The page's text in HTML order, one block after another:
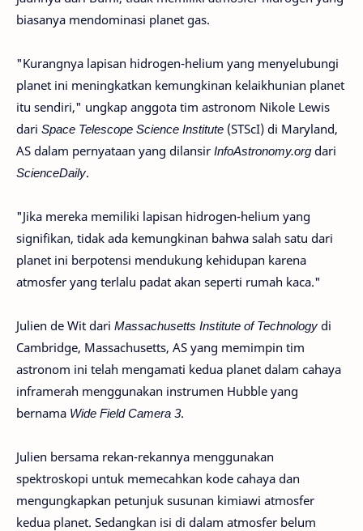
biasanya mendominasi planet gas.
"Kurangnya lapisan hidrogen-helium yang menyelubungi
planet ini meningkatkan kemungkinan kelaikhunian planet
itu sendiri," ungkap anggota tim astronom Nikole Lewis
dari Space Telescope Science Institute (STScI) di Maryland,
AS dalam pernyataan yang dilansir InfoAstronomy.org dari
ScienceDaily.
"Jika mereka memiliki lapisan hidrogen-helium yang
signifikan, tidak ada kemungkinan bahwa salah satu dari
planet ini berpotensi mendukung kehidupan karena
atmosfer yang terlalu padat akan seperti rumah kaca."
Julien de Wit dari Massachusetts Institute of Technology di
Cambridge, Massachusetts, AS yang memimpin tim
astronom ini telah mengamati kedua planet dalam cahaya
inframerah menggunakan instrumen Hubble yang
bernama Wide Field Camera 3.
Julien bersama rekan-rekannya menggunakan
spektroskopi untuk memecahkan kode cahaya dan
mengungkapkan petunjuk susunan kimiawi atmosfer
kedua planet. Sedangkan isi di dalam atmosfer belum